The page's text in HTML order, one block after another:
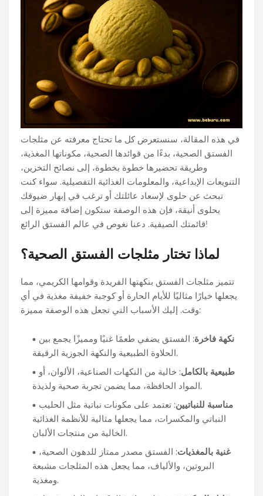
في هذه المقالة، سنستعرض كل ما تحتاج معرفته عن مثلجات
الفستق الصحية، بدءًا من فوائدها الصحية، مكوناتها المغذية،
وطريقة تحضيرها خطوة بخطوة، إلى نصائح التخزين،
التنويعات الإبداعية، والمعلومات الغذائية التفصيلية. سواء كنت
تبحث عن حلوى لإسعاد عائلتك أو ترغب في إبهار ضيوفك
بحلوى أنيقة، فإن هذه الوصفة ستكون إضافة مميزة إلى
قائمتك الصيفية. دعنا نغوص في عالم الفستق الرائع!
لماذا تختار مثلجات الفستق الصحية؟
تتميز مثلجات الفستق بنكهتها الفريدة وقوامها الكريمي، مما
يجعلها خيارًا مثاليًا للأيام الحارة أو كوجبة خفيفة مغذية في أي
وقت. إليك الأسباب التي تجعل هذه الوصفة مميزة:
نكهة فاخرة: الفستق يضفي طعمًا غنيًا ومميزًا يجمع بين
الحلاوة الطبيعية والنكهة الجوزية الرقيقة.
طبيعية بالكامل: خالية من النكهات الصناعية، الألوان، أو
المواد الحافظة، مما يضمن تجربة صحية ولذيذة.
مناسبة للنباتيين: تعتمد على مكونات نباتية مثل الحليب
النباتي والمكسرات، مما يجعلها مثالية للأنظمة الغذائية
الخالية من منتجات الألبان.
غنية بالمغذيات: الفستق مصدر ممتاز للدهون الصحية،
البروتين، والألياف، مما يجعل هذه المثلجات مشبعة
ومغذية.